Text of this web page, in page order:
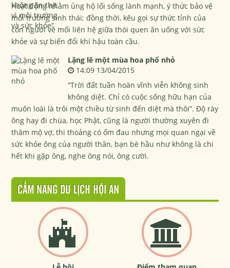
Hoạt động nhằm ủng hộ lối sống lành mạnh, ý thức bảo vệ
môi trường sinh thái; đồng thời, kêu gọi sự thức tỉnh của
con người về mối liên hệ giữa thói quen ăn uống với sức
khỏe và sự biến đổi khí hậu toàn cầu.
Lặng lẽ một mùa hoa phố nhỏ
14:09 13/04/2015
“Trời đất tuần hoàn vĩnh viễn không sinh
không diệt. Chỉ có cuộc sống hữu hạn của
muôn loài là trôi một chiều từ sinh đến diệt mà thôi”. Độ rày
ông hay đi chùa, học Phật, cũng là người thường xuyên đi
thăm mộ vợ, thi thoảng có ốm đau nhưng mọi quan ngại về
sức khỏe ông của người thân, bạn bè hầu như không là chi
hết khi gặp ông, nghe ông nói, ông cười.
CẨM NANG DU LỊCH HỘI AN